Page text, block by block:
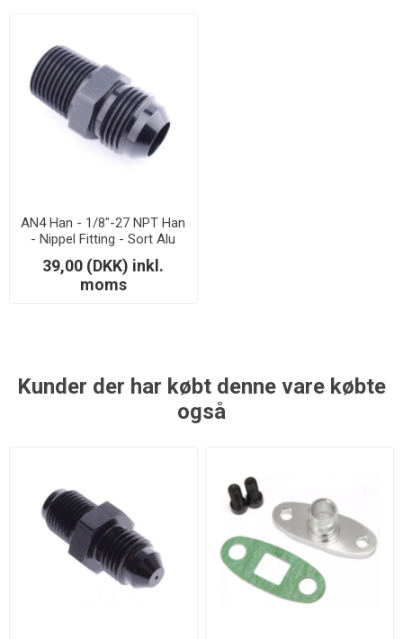
AN4 Han - 1/8"-27 NPT Han
- Nippel Fitting - Sort Alu
39,00 (DKK) inkl.
moms
Kunder der har købt denne vare købte
også